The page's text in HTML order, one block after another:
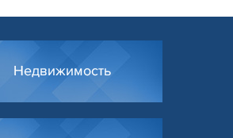
Недвижимость